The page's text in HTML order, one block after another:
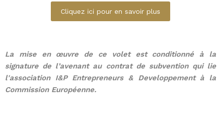
Cliquez ici pour en savoir plus
La mise en œuvre de ce volet est conditionné à la
signature de l’avenant au contrat de subvention qui lie
l'association I&P Entrepreneurs & Developpement à la
Commission Européenne.